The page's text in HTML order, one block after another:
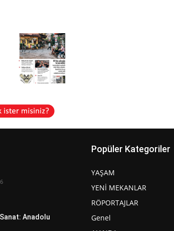
Anadolu
Popüler Kategoriler
YAŞAM
YENİ MEKANLAR
RÖPORTAJLAR
Genel